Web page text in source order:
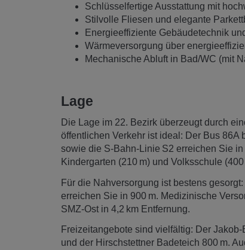
Schlüsselfertige Ausstattung mit
Stilvolle Fliesen und elegante
Energieeffiziente Gebäudetechnik
Wärmeversorgung über
Mechanische Abluft in Bad/WC (mit
Lage
Die Lage im 22. Bezirk überzeugt durch
öffentlichen Verkehr ist ideal: Der Bus 86A
sowie die S-Bahn-Linie S2 erreichen Sie
Kindergarten (210 m) und Volksschule (400
Für die Nahversorgung ist bestens
erreichen Sie in 900 m. Medizinische
SMZ-Ost in 4,2 km Entfernung.
Freizeitangebote sind vielfältig: Der
und der Hirschstettner Badeteich 800 m.